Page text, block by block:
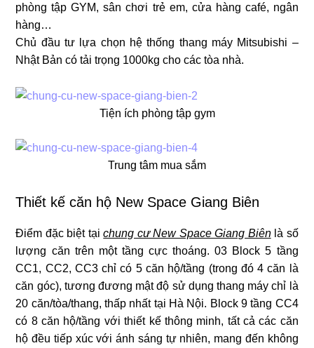
phòng tập GYM, sân chơi trẻ em, cửa hàng café, ngân
hàng…
Chủ đầu tư lựa chọn hệ thống thang máy Mitsubishi –
Nhật Bản có tải trọng 1000kg cho các tòa nhà.
Tiện ích phòng tập gym
Trung tâm mua sắm
Thiết kế căn hộ New Space Giang Biên
Điểm đặc biệt tạichung cư New Space Giang Biênlà số
lượng căn trên một tầng cực thoáng. 03 Block 5 tầng
CC1, CC2, CC3 chỉ có 5 căn hộ/tầng (trong đó 4 căn là
căn góc), tương đương mật độ sử dụng thang máy chỉ là
20 căn/tòa/thang, thấp nhất tại Hà Nội. Block 9 tầng CC4
có 8 căn hộ/tầng với thiết kế thông minh, tất cả các căn
hộ đều tiếp xúc với ánh sáng tự nhiên, mang đến không